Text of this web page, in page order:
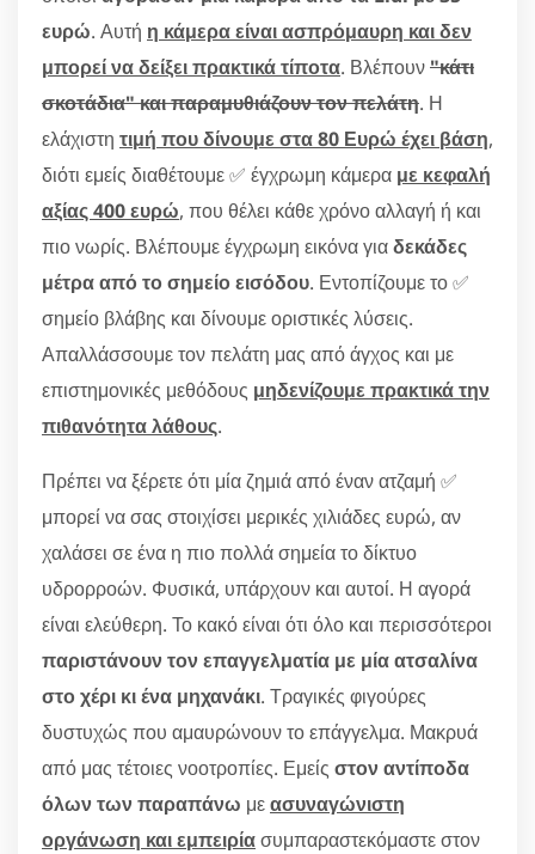
ευρώ. Αυτή η κάμερα είναι ασπρόμαυρη και δεν
μπορεί να δείξει πρακτικά τίποτα. Βλέπουν"κάτι
σκοτάδια" και παραμυθιάζουν τον πελάτη. Η
ελάχιστη τιμή που δίνουμε στα 80 Ευρώ έχει βάση,
διότι εμείς διαθέτουμε ✅ έγχρωμη κάμερα με κεφαλή
αξίας 400 ευρώ, που θέλει κάθε χρόνο αλλαγή ή και
πιο νωρίς. Βλέπουμε έγχρωμη εικόνα γιαδεκάδες
μέτρα από το σημείο εισόδου. Εντοπίζουμε το ✅
σημείο βλάβης και δίνουμε οριστικές λύσεις.
Απαλλάσσουμε τον πελάτη μας από άγχος και με
επιστημονικές μεθόδους μηδενίζουμε πρακτικά την
πιθανότητα λάθους.
Πρέπει να ξέρετε ότι μία ζημιά από έναν ατζαμή ✅
μπορεί να σας στοιχίσει μερικές χιλιάδες ευρώ, αν
χαλάσει σε ένα η πιο πολλά σημεία το δίκτυο
υδρορροών. Φυσικά, υπάρχουν και αυτοί. Η αγορά
είναι ελεύθερη. Το κακό είναι ότι όλο και περισσότεροι
παριστάνουν τον επαγγελματία με μία ατσαλίνα
στο χέρι κι ένα μηχανάκι. Τραγικές φιγούρες
δυστυχώς που αμαυρώνουν το επάγγελμα. Μακρυά
από μας τέτοιες νοοτροπίες. Εμείς στον αντίποδα
όλων των παραπάνω μεασυναγώνιστη
οργάνωση και εμπειρίασυμπαραστεκόμαστε στον